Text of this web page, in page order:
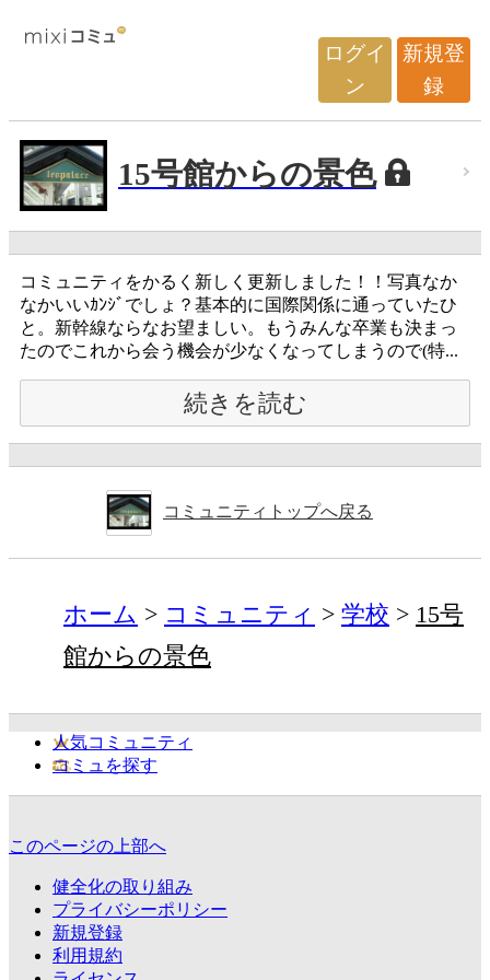
ログイ
ン
新規登
録
15号館からの景色
コミュニティをかるく新しく更新しました！！写真なか
なかいいｶﾝｼﾞでしょ？基本的に国際関係に通っていたひ
と。新幹線ならなお望ましい。もうみんな卒業も決まっ
たのでこれから会う機会が少なくなってしまうので(特...
続きを読む
コミュニティトップへ戻る
ホーム コミュニティ 学校
15号
館からの景色
人気コミュニティ
コミュを探す
このページの上部へ
健全化の取り組み
プライバシーポリシー
新規登録
利用規約